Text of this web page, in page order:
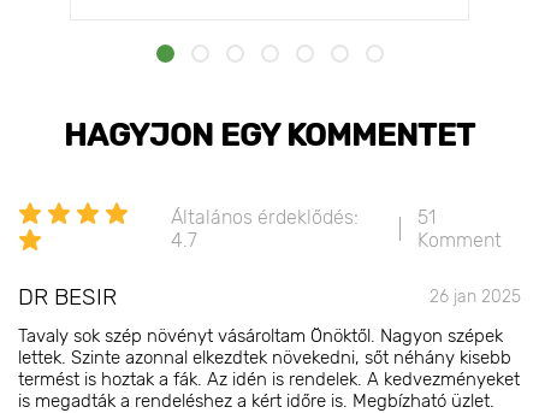
HAGYJON EGY KOMMENTET
Általános érdeklődés:
4.7
51
Komment
DR BESIR 26 jan 2025
Tavaly sok szép növényt vásároltam Önöktől. Nagyon szépek
lettek. Szinte azonnal elkezdtek növekedni, sőt néhány kisebb
termést is hoztak a fák. Az idén is rendelek. A kedvezményeket
is megadták a rendeléshez a kért időre is. Megbízható üzlet.